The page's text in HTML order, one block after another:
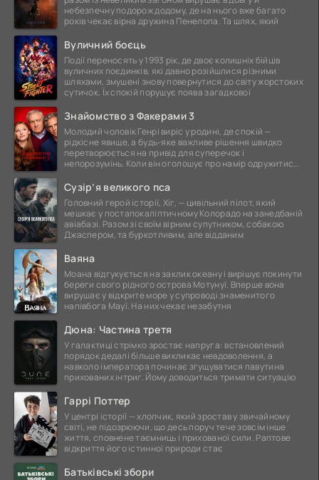
небезпечну подорож додому, де на нього вже багато
років чекає вірна дружина Пенелопа. Та шлях, який
Вуличний боєць
Події переносять у 1993 рік, де двоє колишніх бійців
вуличних поєдинків, які давно розійшлися різними
шляхами, змушені знову повернутися до світу жорстоких
сутичок. Їх спокій порушує поява загадкової
Знайомство з Факерами 3
Молодий чоловік Генрі виріс у родині, де спокій —
рідкісне явище, а будь-яке важливе рішення швидко
перетворюється на привід для суперечок і
непорозумінь. Коли він оголошує про намір одружитися,
Сузір’я великого пса
Головний герой історії, Хіг, — цивільний пілот, який
мешкає у постапокаліптичному Колорадо на занедбаній
авіабазі. Разом зі своїм вірним супутником, собакою
Джаспером, та буркотливим, але відданим
Ваяна
Моана відгукується на заклик океану і вирішує покинути
береги свого рідного острова Мотунуї. Вперше вона
вирушає у відкрите море у супроводі знаменитого
напівбога Мауї. На них чекає незабутня
Дюна: Частина третя
У галактиці стрімко зростає напруга: встановлений
порядок дедалі більше викликає невдоволення, а
навколо імператора починає згущуватися павутина
прихованих інтриг. Йому доводиться тримати ситуацію
Гаррі Поттер
У центрі історії — хлопчик, який зростав у звичайному
світі, не підозрюючи, що десь поруч тече зовсім інше
життя, сповнене таємниць і прихованої сили. Раптове
відкриття його істинної природи стає
Батьківські збори